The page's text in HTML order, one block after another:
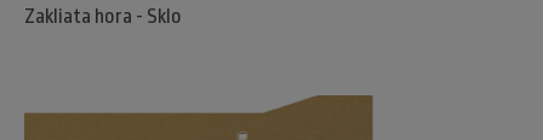
Zakliata hora - Sklo